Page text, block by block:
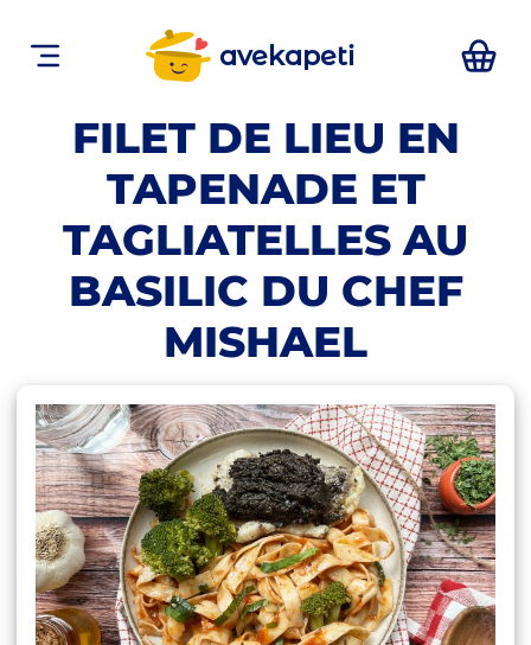
avekapeti
FILET DE LIEU EN
TAPENADE ET
TAGLIATELLES AU
BASILIC DU CHEF
MISHAEL